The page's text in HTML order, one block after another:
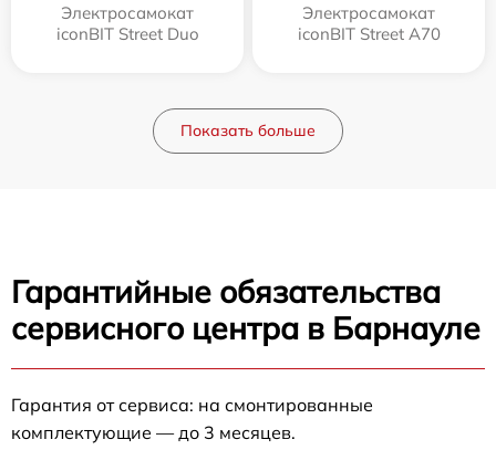
Электросамокат
iconBIT Street Duo
Электросамокат
iconBIT Street A70
Показать больше
Гарантийные обязательства
сервисного центра в Барнауле
Гарантия от сервиса: на смонтированные
комплектующие — до 3 месяцев.